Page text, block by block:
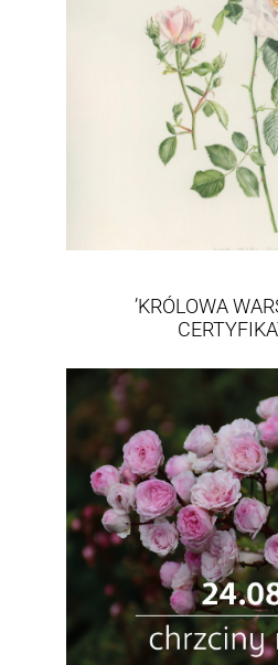
’KRÓLOWA